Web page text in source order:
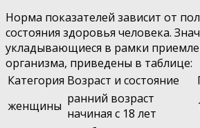
Норма показателей зависит от
состояния здоровья человека.
укладывающиеся в рамки
организма, приведены в таблице:
Категория Возраст и состояние
женщины ранний возраст
начиная с 18 лет